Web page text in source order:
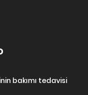
bakımı tedavisi